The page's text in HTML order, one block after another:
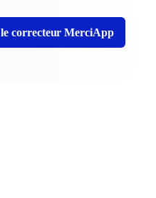
correcteur MerciApp